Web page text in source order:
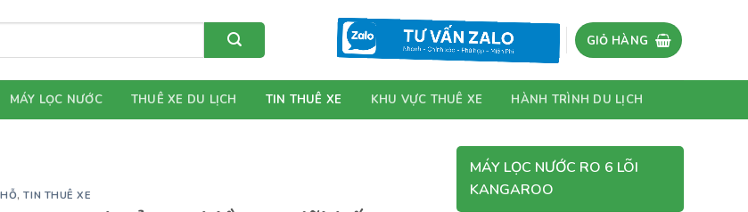
GIỎ HÀNG
MÁY LỌC NƯỚC THUÊ XE DU LỊCH TIN THUÊ XE KHU VỰC THUÊ XE HÀNH TRÌNH DU LỊCH
,TIN THUÊ XE
MÁY LỌC NƯỚC RO 6 LÕI
KANGAROO